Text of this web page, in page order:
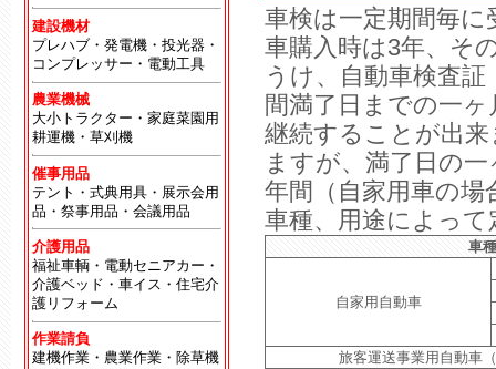
建設機材
プレハブ・発電機・投光器・
コンプレッサー・電動工具
農業機械
大小トラクター・家庭菜園用
耕運機・草刈機
催事用品
テント・式典用具・展示会用
品・祭事用品・会議用品
介護用品
福祉車輌・電動セニアカー・
介護ベッド・車イス・住宅介
護リフォーム
作業請負
建機作業・農業作業・除草機
車検は一定期間毎
車購入時は3年、そ
うけ、自動車検査
間満了日までの一
継続することが出
ますが、満了日の
年間（自家用車の
車種、用途によっ
車種
自家用自動車
旅客運送事業用自動車